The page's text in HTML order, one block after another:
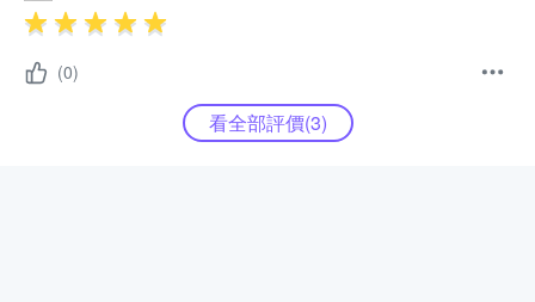
(0)
看全部評價(3)